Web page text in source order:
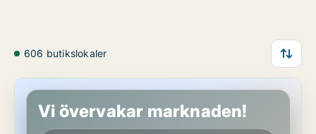
606 butikslokaler
Butikslokal i Västerort
Vi övervakar marknaden!